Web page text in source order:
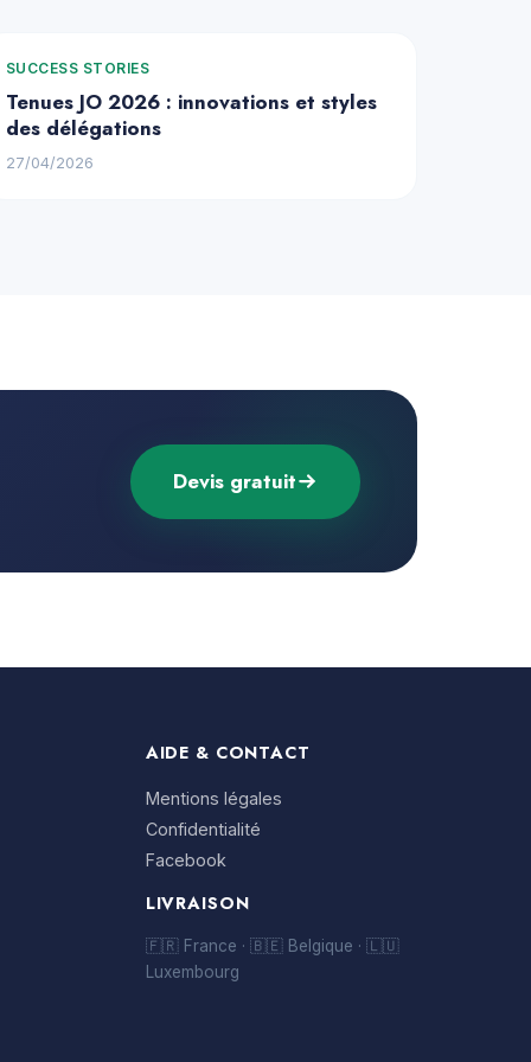
SUCCESS STORIES
Tenues JO 2026 : innovations et styles
des délégations
27/04/2026
Devis gratuit
AIDE & CONTACT
Mentions légales
Confidentialité
Facebook
LIVRAISON
🇫🇷 France · 🇧🇪 Belgique · 🇱🇺
Luxembourg